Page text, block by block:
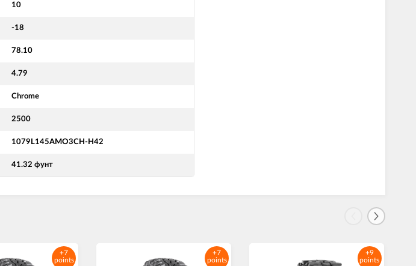
10
-18
78.10
4.79
Chrome
2500
1079L145AMO3CH-H42
41.32 фунт
+7
points
+7
points
+9
points